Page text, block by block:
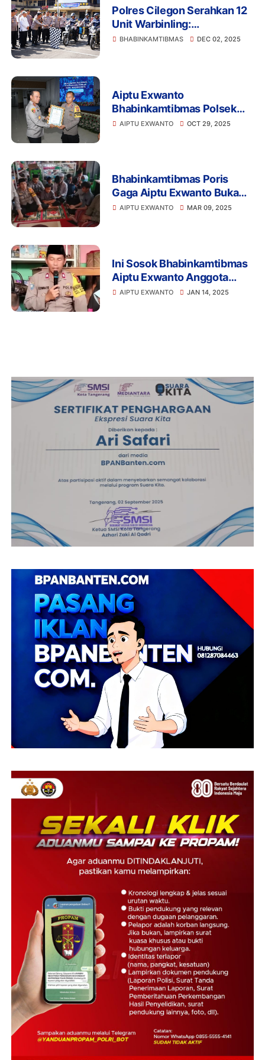
Polres Cilegon Serahkan 12
Unit Warbinling:
Bhabinkamtibmas Dapat
BHABINKAMTIBMAS DEC 02, 2025
Aiptu Exwanto
Bhabinkamtibmas Polsek
Batuceper,Terima
AIPTU EXWANTO OCT 29, 2025
Bhabinkamtibmas Poris
Gaga Aiptu Exwanto Buka
Bersama Anak- anak
AIPTU EXWANTO MAR 09, 2025
Ini Sosok Bhabinkamtibmas
Aiptu Exwanto Anggota
Polsek Batuceper
AIPTU EXWANTO JAN 14, 2025